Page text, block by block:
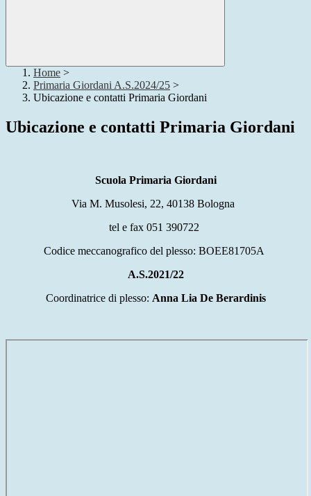
Home >
Primaria Giordani A.S.2024/25 >
Ubicazione e contatti Primaria Giordani
Ubicazione e contatti Primaria Giordani
Scuola Primaria Giordani
Via M. Musolesi, 22, 40138 Bologna
tel e fax 051 390722
Codice meccanografico del plesso: BOEE81705A
A.S.2021/22
Coordinatrice di plesso: Anna Lia De Berardinis